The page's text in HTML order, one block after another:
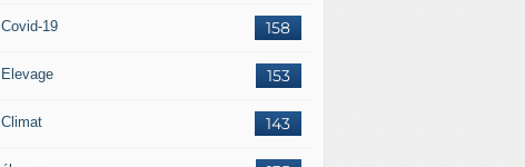
158
Covid-19
153
Elevage
143
Climat